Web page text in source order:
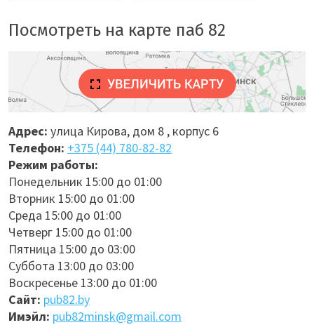
Посмотреть на карте паб 82
Адрес: улица Кирова, дом 8 , корпус 6
Телефон: +375 (44) 780-82-82
Режим работы:
Понедельник 15:00 до 01:00
Вторник 15:00 до 01:00
Среда 15:00 до 01:00
Четверг 15:00 до 01:00
Пятница 15:00 до 03:00
Суббота 13:00 до 03:00
Воскресенье 13:00 до 01:00
Сайт: pub82.by
Имэйл: pub82minsk@gmail.com